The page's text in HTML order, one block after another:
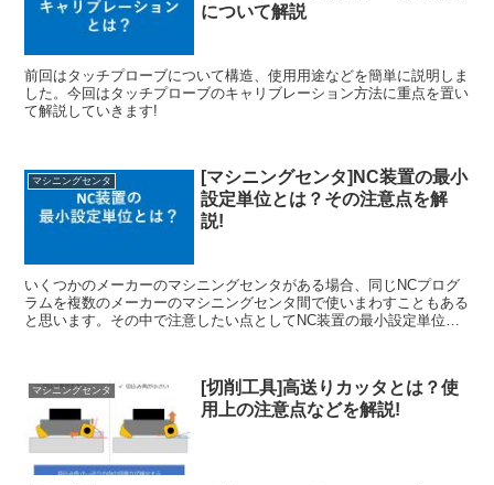
について解説
前回はタッチプローブについて構造、使用用途などを簡単に説明しま
した。今回はタッチプローブのキャリブレーション方法に重点を置い
て解説していきます!
マシニングセンタ
[マシニングセンタ]NC装置の最小
設定単位とは？その注意点を解
説!
いくつかのメーカーのマシニングセンタがある場合、同じNCプログ
ラムを複数のメーカーのマシニングセンタ間で使いまわすこともある
と思います。その中で注意したい点としてNC装置の最小設定単位と
マシニングセンタ
[切削工具]高送りカッタとは？使
用上の注意点などを解説!